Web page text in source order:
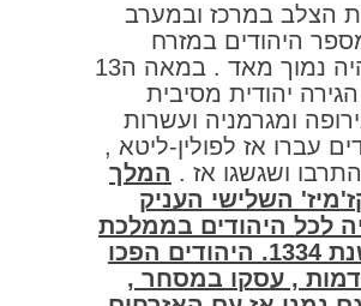
הצלב במרכז ובמערב
היהודים במזרח
אירופה היה נמוך מאד . במאה ה13
יהודית מסיבית
ומגרמניה ועשרות
עברו אז לפולין-ליטא ,
ושגשגו אז . המלך
השלישי העניק
לכל היהודים בממלכת
פולין בשנת 1334. היהודים הפכו
, עסקו במסחר ,